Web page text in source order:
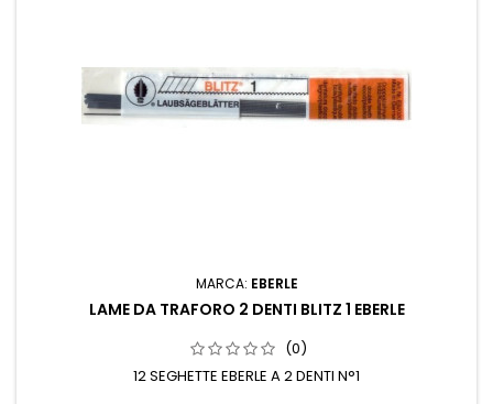
MARCA: EBERLE
LAME DA TRAFORO 2 DENTI BLITZ 1 EBERLE
(0)
12 SEGHETTE EBERLE A 2 DENTI N°1